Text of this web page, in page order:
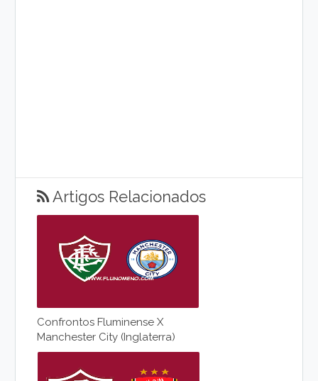
Artigos Relacionados
Confrontos Fluminense X
Manchester City (Inglaterra)